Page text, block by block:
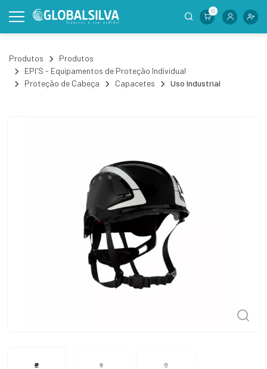
0
Produtos
Produtos
EPI'S - Equipamentos de Proteção Individual
Proteção de Cabeça
Capacetes Uso Industrial